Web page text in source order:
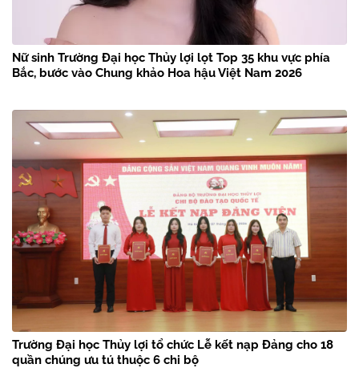
Nữ sinh Trường Đại học Thủy lợi lọt Top 35 khu vực phía
Bắc, bước vào Chung khảo Hoa hậu Việt Nam 2026
Trường Đại học Thủy lợi tổ chức Lễ kết nạp Đảng cho 18
quần chúng ưu tú thuộc 6 chi bộ